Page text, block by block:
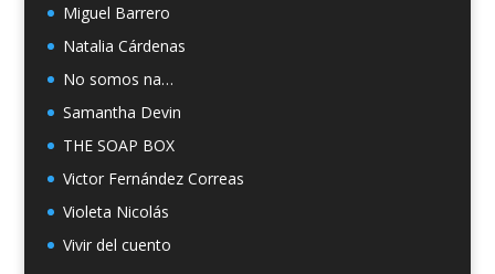
Miguel Barrero
Natalia Cárdenas
No somos na…
Samantha Devin
THE SOAP BOX
Victor Fernández Correas
Violeta Nicolás
Vivir del cuento